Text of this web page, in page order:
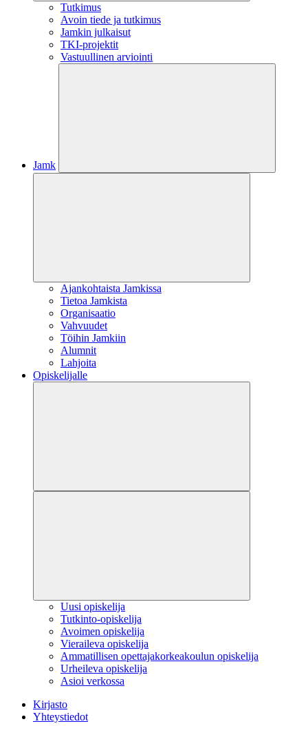
Tutkimus
Avoin tiede ja tutkimus
Jamkin julkaisut
TKI-projektit
Vastuullinen arviointi
Jamk
Ajankohtaista Jamkissa
Tietoa Jamkista
Organisaatio
Vahvuudet
Töihin Jamkiin
Alumnit
Lahjoita
Opiskelijalle
Uusi opiskelija
Tutkinto-opiskelija
Avoimen opiskelija
Vieraileva opiskelija
Ammatillisen opettajakorkeakoulun opiskelija
Urheileva opiskelija
Asioi verkossa
Kirjasto
Yhteystiedot